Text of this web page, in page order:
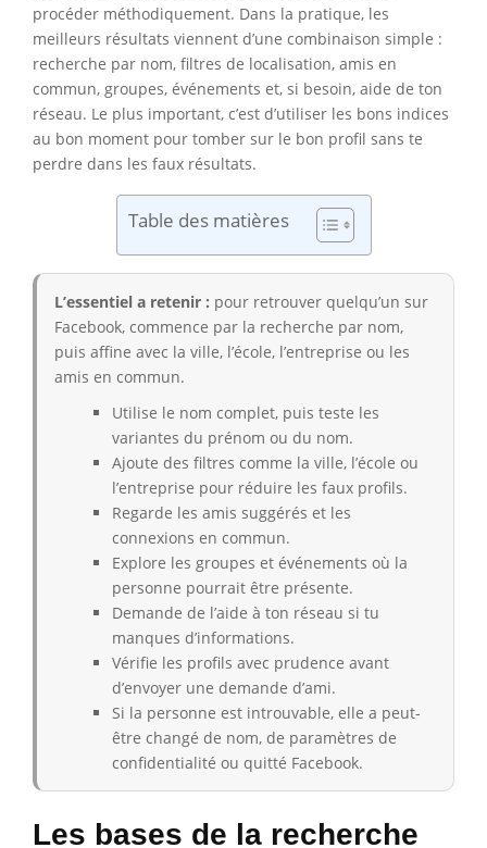
procéder méthodiquement. Dans la pratique, les
meilleurs résultats viennent d’une combinaison simple :
recherche par nom, filtres de localisation, amis en
commun, groupes, événements et, si besoin, aide de ton
réseau. Le plus important, c’est d’utiliser les bons indices
au bon moment pour tomber sur le bon profil sans te
perdre dans les faux résultats.
Table des matières
L’essentiel a retenir : pour retrouver quelqu’un sur
Facebook, commence par la recherche par nom,
puis affine avec la ville, l’école, l’entreprise ou les
amis en commun.
Utilise le nom complet, puis teste les
variantes du prénom ou du nom.
Ajoute des filtres comme la ville, l’école ou
l’entreprise pour réduire les faux profils.
Regarde les amis suggérés et les
connexions en commun.
Explore les groupes et événements où la
personne pourrait être présente.
Demande de l’aide à ton réseau si tu
manques d’informations.
Vérifie les profils avec prudence avant
d’envoyer une demande d’ami.
Si la personne est introuvable, elle a peut-
être changé de nom, de paramètres de
confidentialité ou quitté Facebook.
Les bases de la recherche